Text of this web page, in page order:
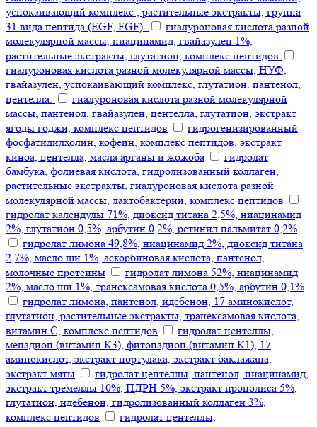
успокаивающий комплекс , растительные экстракты, группа
31 вида пептида (EGF, FGF).
гиалуроновая кислота разной
молекулярной массы, ниацинамид, гвайазулен 1%,
растительные экстракты, глутатион, комплекс пептидов
гиалуроновая кислота разной молекулярной массы, НУФ,
гвайазулен, успокаивающий комплекс, глутатион. пантенол,
центелла.
гиалуроновая кислота разной молекулярной
массы, пантенол, гвайазулен, центелла, глутатион, экстракт
ягоды годжи, комплекс пептидов
гидрогенизированный
фосфатидилхолин, кофеин, комплекс пептидов, экстракт
киноа, центелла, масла арганы и жожоба
гидролат
бамбука, фолиевая кислота, гидролизованный коллаген,
растительные экстракты, гиалуроновая кислота разной
молекулярной массы, лактобактерии, комплекс пептидов
гидролат календулы 71%, диоксид титана 2,5%, ниацинамид
2%, глутатион 0,5%, арбутин 0,2%, ретинил пальмитат 0,2%
гидролат лимона 49,8%, ниацинамид 2%, диоксид титана
2,7%, масло ши 1%, аскорбиновая кислота, пантенол,
молочные протеины
гидролат лимона 52%, ниацинамид
2%, масло ши 1%, транексамовая кислота 0,5%, арбутин 0,1%
гидролат лимона, пантенол, идебенон, 17 аминокислот,
глутатион, растительные экстракты, транексамовая кислота,
витамин С, комплекс пептидов
гидролат центеллы,
менадион (витамин К3), фитонадион (витамин К1), 17
аминокислот, экстракт портулака, экстракт баклажана,
экстракт мяты
гидролат центеллы, пантенол, ниацинамид,
экстракт тремеллы 10%, ПДРН 5%, экстракт прополиса 5%,
глутатион, идебенон, гидролизованный коллаген 3%,
комплекс пептидов
гидролат центеллы,